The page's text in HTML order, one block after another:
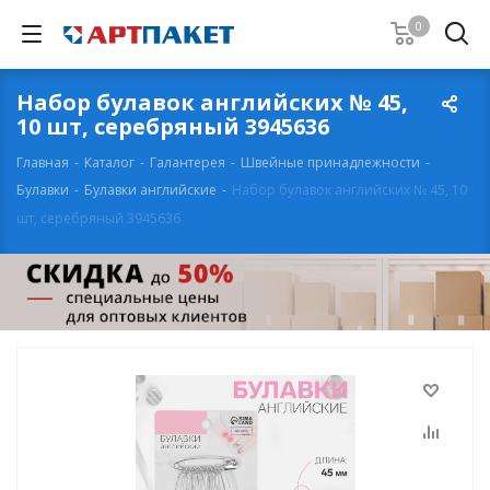
0
Набор булавок английских № 45,
10 шт, серебряный 3945636
Главная - Каталог - Галантерея - Швейные принадлежности -
Булавки - Булавки английские - Набор булавок английских № 45, 10
шт, серебряный 3945636